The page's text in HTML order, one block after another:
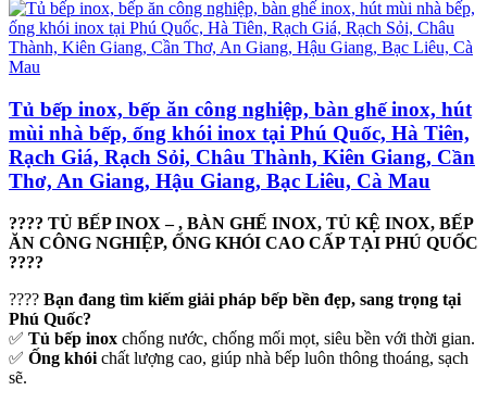
Tủ bếp inox, bếp ăn công nghiệp, bàn ghế inox, hút
mùi nhà bếp, ống khói inox tại Phú Quốc, Hà Tiên,
Rạch Giá, Rạch Sỏi, Châu Thành, Kiên Giang, Cần
Thơ, An Giang, Hậu Giang, Bạc Liêu, Cà Mau
???? TỦ BẾP INOX – , BÀN GHẾ INOX, TỦ KỆ INOX, BẾP
ĂN CÔNG NGHIỆP, ỐNG KHÓI CAO CẤP TẠI PHÚ QUỐC
????
???? Bạn đang tìm kiếm giải pháp bếp bền đẹp, sang trọng tại
Phú Quốc?
✅ Tủ bếp inox chống nước, chống mối mọt, siêu bền với thời gian.
✅ Ống khói chất lượng cao, giúp nhà bếp luôn thông thoáng, sạch
sẽ.